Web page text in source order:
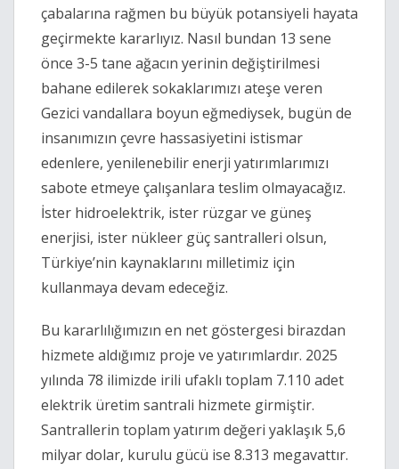
çabalarına rağmen bu büyük potansiyeli hayata
geçirmekte kararlıyız. Nasıl bundan 13 sene
önce 3-5 tane ağacın yerinin değiştirilmesi
bahane edilerek sokaklarımızı ateşe veren
Gezici vandallara boyun eğmediysek, bugün de
insanımızın çevre hassasiyetini istismar
edenlere, yenilenebilir enerji yatırımlarımızı
sabote etmeye çalışanlara teslim olmayacağız.
İster hidroelektrik, ister rüzgar ve güneş
enerjisi, ister nükleer güç santralleri olsun,
Türkiye’nin kaynaklarını milletimiz için
kullanmaya devam edeceğiz.
Bu kararlılığımızın en net göstergesi birazdan
hizmete aldığımız proje ve yatırımlardır. 2025
yılında 78 ilimizde irili ufaklı toplam 7.110 adet
elektrik üretim santrali hizmete girmiştir.
Santrallerin toplam yatırım değeri yaklaşık 5,6
milyar dolar, kurulu gücü ise 8.313 megavattır.